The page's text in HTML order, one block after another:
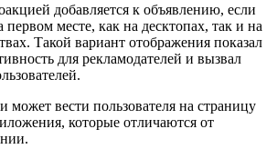
добавляется к объявлению, если
первом месте, как на десктопах, так и на
Такой вариант отображения показал
для рекламодателей и вызвал
вести пользователя на страницу
которые отличаются от